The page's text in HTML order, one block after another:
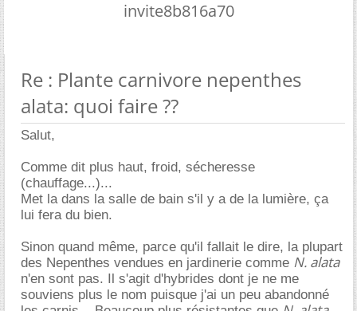
invite8b816a70
Re : Plante carnivore nepenthes
alata: quoi faire ??
Salut,
Comme dit plus haut, froid, sécheresse
(chauffage...)...
Met la dans la salle de bain s'il y a de la lumière, ça
lui fera du bien.
Sinon quand même, parce qu'il fallait le dire, la plupart
des Nepenthes vendues en jardinerie comme N. alata
n'en sont pas. Il s'agit d'hybrides dont je ne me
souviens plus le nom puisque j'ai un peu abandonné